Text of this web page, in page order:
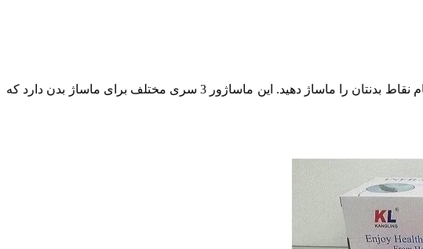
ماساژوری برقی است که با نوع طراحی دلفینی خود این امکان را به شما می دهد تا به راحتی تمام نقاط بدنتان را ماساژ دهید. این ماساژور 3 سری مختلف برای ماساژ بدن دارد که